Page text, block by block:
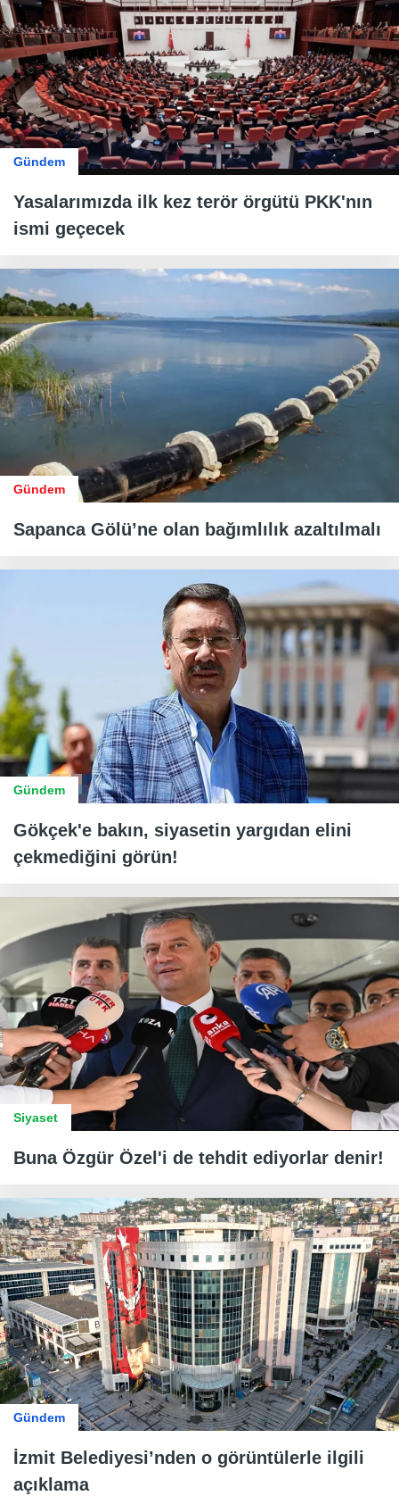
Gündem
Yasalarımızda ilk kez terör örgütü PKK'nın
ismi geçecek
Gündem
Sapanca Gölü’ne olan bağımlılık azaltılmalı
Gündem
Gökçek'e bakın, siyasetin yargıdan elini
çekmediğini görün!
Siyaset
Buna Özgür Özel'i de tehdit ediyorlar denir!
Gündem
İzmit Belediyesi’nden o görüntülerle ilgili
açıklama